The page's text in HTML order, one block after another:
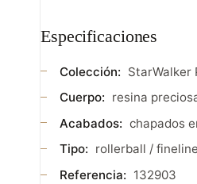
Especificaciones
Colección: StarWalker
Cuerpo: resina
Acabados: chapados
Tipo: rollerball /
Referencia: 132903